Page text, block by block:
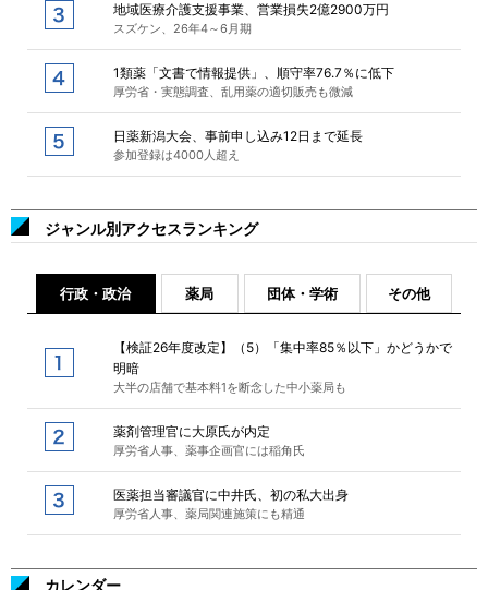
地域医療介護支援事業、営業損失2億2900万円
スズケン、26年4～6月期
1類薬「文書で情報提供」、順守率76.7％に低下
厚労省・実態調査、乱用薬の適切販売も微減
日薬新潟大会、事前申し込み12日まで延長
参加登録は4000人超え
ジャンル別アクセスランキング
行政・政治 薬局 団体・学術 その他
【検証26年度改定】（5）「集中率85％以下」かどうかで
明暗
大半の店舗で基本料1を断念した中小薬局も
薬剤管理官に大原氏が内定
厚労省人事、薬事企画官には稲角氏
医薬担当審議官に中井氏、初の私大出身
厚労省人事、薬局関連施策にも精通
カレンダー